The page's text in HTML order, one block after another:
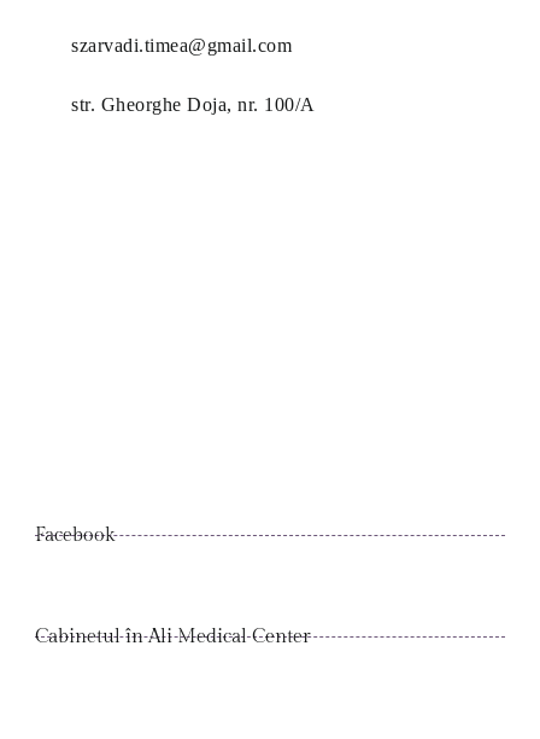
szarvadi.timea@gmail.com
str. Gheorghe Doja, nr. 100/A
Facebook
Cabinetul în Ali Medical Center